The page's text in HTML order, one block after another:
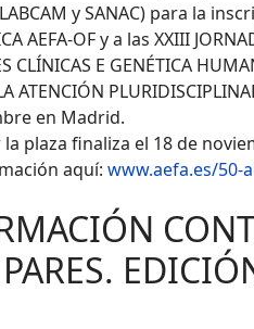
y SANAC) para la
AEFA-OF y a las XXIII
CLÍNICAS E GENÉTICA
ATENCIÓN
en Madrid.
plaza finaliza el 18 de
aquí: www.aefa.es/50-